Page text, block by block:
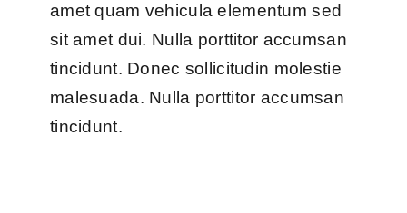
amet quam vehicula elementum sed
sit amet dui. Nulla porttitor accumsan
tincidunt. Donec sollicitudin molestie
malesuada. Nulla porttitor accumsan
tincidunt.